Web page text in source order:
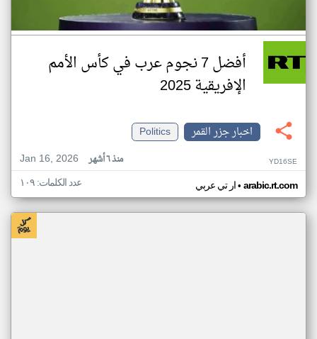
أفضل 7 نجوم عرب في كأس الأمم
الإفريقية 2025
اخبار جزر القمر
Politics
Jan 16, 2026
منذ ٦ أشهر YD16SE
ار تي عربي• arabic.rt.com عدد الكلمات: ١٠٩